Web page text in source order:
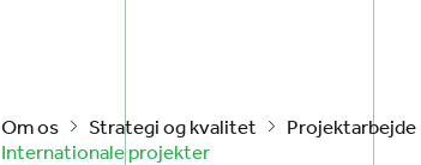
Om os Strategi og kvalitet
Projektarbejde
Internationale projekter